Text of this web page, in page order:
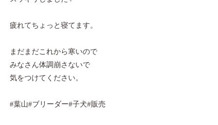
疲れてちょっと寝てます。
まだまだこれから寒いので
みなさん体調崩さないで
気をつけてください。
#葉山#ブリーダー#子犬#販売